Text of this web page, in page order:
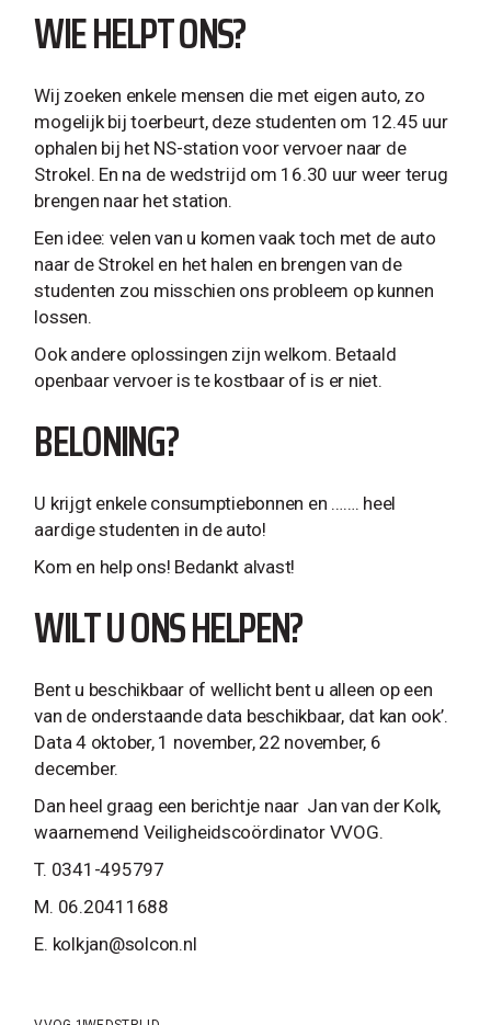
WIE HELPT ONS?
Wij zoeken enkele mensen die met eigen auto, zo
mogelijk bij toerbeurt, deze studenten om 12.45 uur
ophalen bij het NS-station voor vervoer naar de
Strokel. En na de wedstrijd om 16.30 uur weer terug
brengen naar het station.
Een idee: velen van u komen vaak toch met de auto
naar de Strokel en het halen en brengen van de
studenten zou misschien ons probleem op kunnen
lossen.
Ook andere oplossingen zijn welkom. Betaald
openbaar vervoer is te kostbaar of is er niet.
BELONING?
U krijgt enkele consumptiebonnen en ……. heel
aardige studenten in de auto!
Kom en help ons! Bedankt alvast!
WILT U ONS HELPEN?
Bent u beschikbaar of wellicht bent u alleen op een
van de onderstaande data beschikbaar, dat kan ook’.
Data 4 oktober, 1 november, 22 november, 6
december.
Dan heel graag een berichtje naar Jan van der Kolk,
waarnemend Veiligheidscoördinator VVOG.
T. 0341-495797
M. 06.20411688
E. kolkjan@solcon.nl